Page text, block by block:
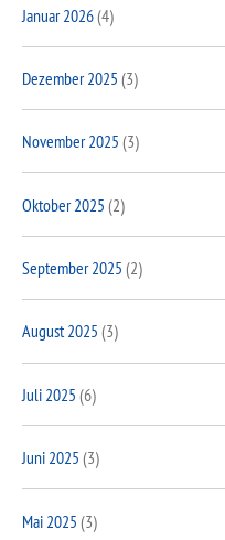
Januar 2026(4)
Dezember 2025 (3)
November 2025 (3)
Oktober 2025 (2)
September 2025 (2)
August 2025 (3)
Juli 2025 (6)
Juni 2025 (3)
Mai 2025 (3)